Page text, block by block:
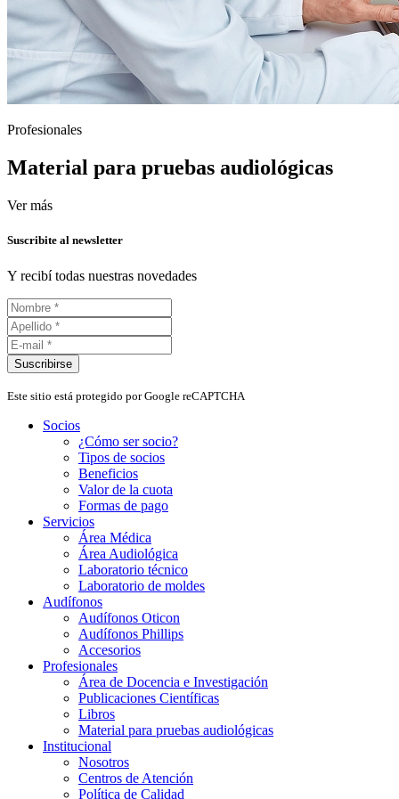
Profesionales
Material para pruebas audiológicas
Ver más
Suscribite al newsletter
Y recibí todas nuestras novedades
Suscribirse
Este sitio está protegido por Google reCAPTCHA
Socios
¿Cómo ser socio?
Tipos de socios
Beneficios
Valor de la cuota
Formas de pago
Servicios
Área Médica
Área Audiológica
Laboratorio técnico
Laboratorio de moldes
Audífonos
Audífonos Oticon
Audífonos Phillips
Accesorios
Profesionales
Área de Docencia e Investigación
Publicaciones Científicas
Libros
Material para pruebas audiológicas
Institucional
Nosotros
Centros de Atención
Política de Calidad